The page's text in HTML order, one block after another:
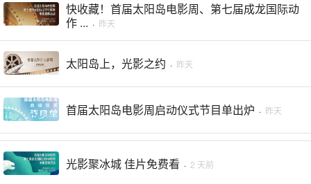
快收藏！首届太阳岛电影周、第七届成龙国际动
作 ... · 昨天
太阳岛上，光影之约 · 昨天
首届太阳岛电影周启动仪式节目单出炉 · 昨天
光影聚冰城 佳片免费看 · 2 天前